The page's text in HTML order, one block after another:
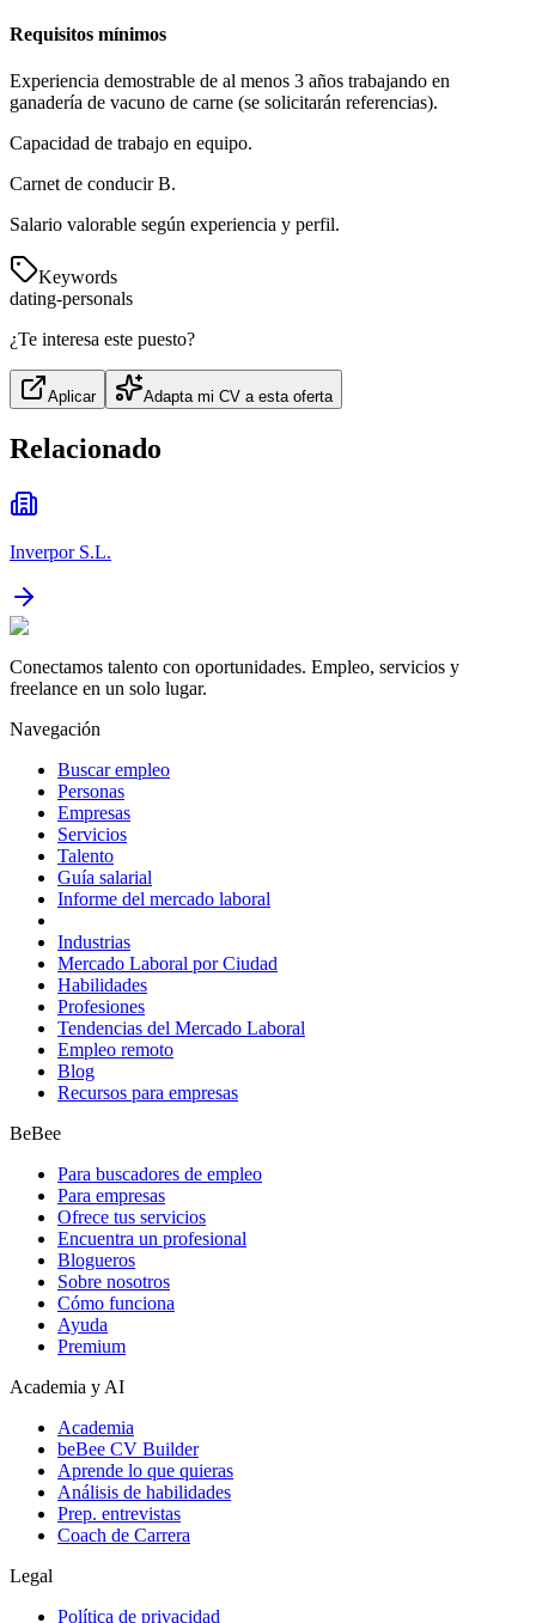
Requisitos mínimos
Experiencia demostrable de al menos 3 años trabajando en
ganadería de vacuno de carne (se solicitarán referencias).
Capacidad de trabajo en equipo.
Carnet de conducir B.
Salario valorable según experiencia y perfil.
Keywords
dating-personals
¿Te interesa este puesto?
Aplicar Adapta mi CV a esta oferta
Relacionado
Inverpor S.L.
Conectamos talento con oportunidades. Empleo, servicios y
freelance en un solo lugar.
Navegación
Buscar empleo
Personas
Empresas
Servicios
Talento
Guía salarial
Informe del mercado laboral
Industrias
Mercado Laboral por Ciudad
Habilidades
Profesiones
Tendencias del Mercado Laboral
Empleo remoto
Blog
Recursos para empresas
BeBee
Para buscadores de empleo
Para empresas
Ofrece tus servicios
Encuentra un profesional
Blogueros
Sobre nosotros
Cómo funciona
Ayuda
Premium
Academia y AI
Academia
beBee CV Builder
Aprende lo que quieras
Análisis de habilidades
Prep. entrevistas
Coach de Carrera
Legal
Política de privacidad